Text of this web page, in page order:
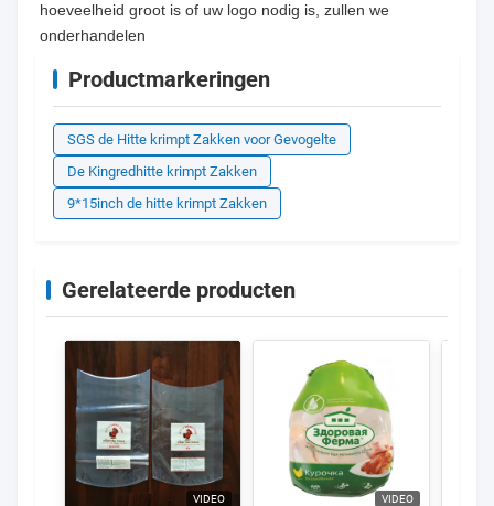
hoeveelheid groot is of uw logo nodig is, zullen we
onderhandelen
Productmarkeringen
SGS de Hitte krimpt Zakken voor Gevogelte
De Kingredhitte krimpt Zakken
9*15inch de hitte krimpt Zakken
Gerelateerde producten
VIDEO VIDEO